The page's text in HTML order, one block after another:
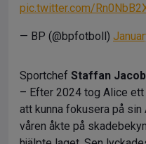
pic.twitter.com/
— BP (@bpfotboll)
Sportchef Staffan
– Efter 2024 tog Alice
att kunna fokusera på sin
våren åkte på